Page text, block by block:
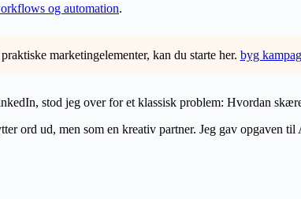
og automation.
marketingelementer, kan du starte her. byg
stod jeg over for et klassisk problem: Hvordan
ord ud, men som en kreativ partner. Jeg gav opgaven